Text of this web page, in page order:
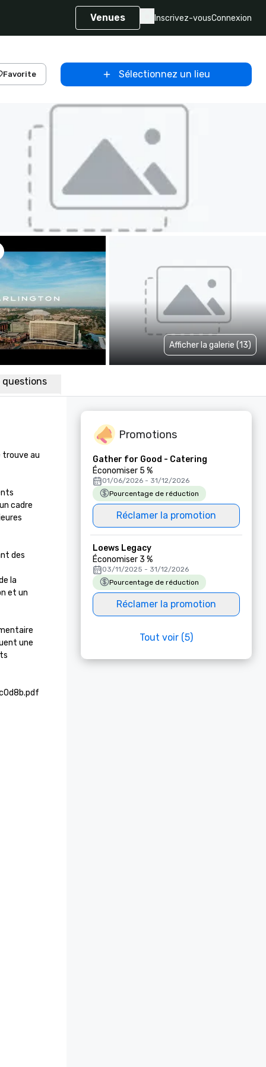
Venues Inscrivez-vousConnexion
Favorite Sélectionnez un lieu
Afficher la galerie (13)
questions
trouve au
cadre
des
la
et un
une
Promotions
Gather for Good - Catering
Économiser 5 %
01/06/2026 - 31/12/2026
Pourcentage de réduction
Réclamer la promotion
Loews Legacy
Économiser 3 %
03/11/2025 - 31/12/2026
Pourcentage de réduction
Réclamer la promotion
Tout voir (5)